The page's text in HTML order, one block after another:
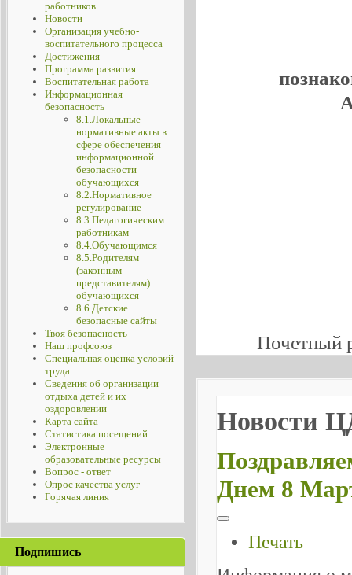
работников
Новости
Организация учебно-
воспитательного процесса
Достижения
Программа развития
Воспитательная работа
Информационная
безопасность
8.1.Локальные
нормативные акты в
сфере обеспечения
информационной
безопасности
обучающихся
8.2.Нормативное
регулирование
8.3.Педагогическим
работникам
8.4.Обучающимся
8.5.Родителям
(законным
представителям)
обучающихся
8.6.Детские
безопасные сайты
Твоя безопасность
Наш профсоюз
Специальная оценка условий
труда
Сведения об организации
отдыха детей и их
оздоровлении
Карта сайта
Статистика посещений
Электронные
образовательные ресурсы
Вопрос - ответ
Опрос качества услуг
Горячая линия
Подпишись
Почетный
Новости
Днем 8
Печать